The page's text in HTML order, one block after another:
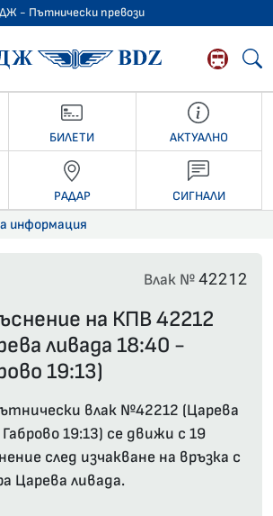
- Пътнически превози
БДЖ -
БИЛЕТИ АКТУАЛНО
РАДАР СИГНАЛИ
информация
Влак №42212
на КПВ 42212
ливада 18:40 -
19:13)
влак №42212 (Царева
19:13) се движи с 19
след изчакване на връзка с
Царева ливада.